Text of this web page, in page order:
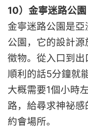
10）金寧迷路公園
金寧迷路公園是
公園，它的設計
徵物。從入口到出
順利的話5分鐘就
大概需要1個小時
路，給尋求神祕
約會場所。